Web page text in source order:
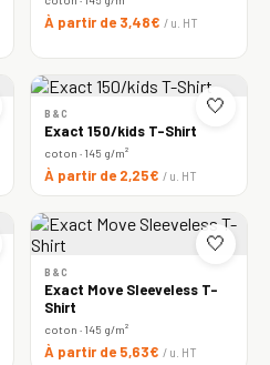
À partir de 3,48€ / u. HT
🤍
B&C
Exact 150/kids T-Shirt
coton · 145 g/m²
À partir de 2,25€ / u. HT
🤍
B&C
Exact Move Sleeveless T-
Shirt
coton · 145 g/m²
À partir de 5,63€ / u. HT